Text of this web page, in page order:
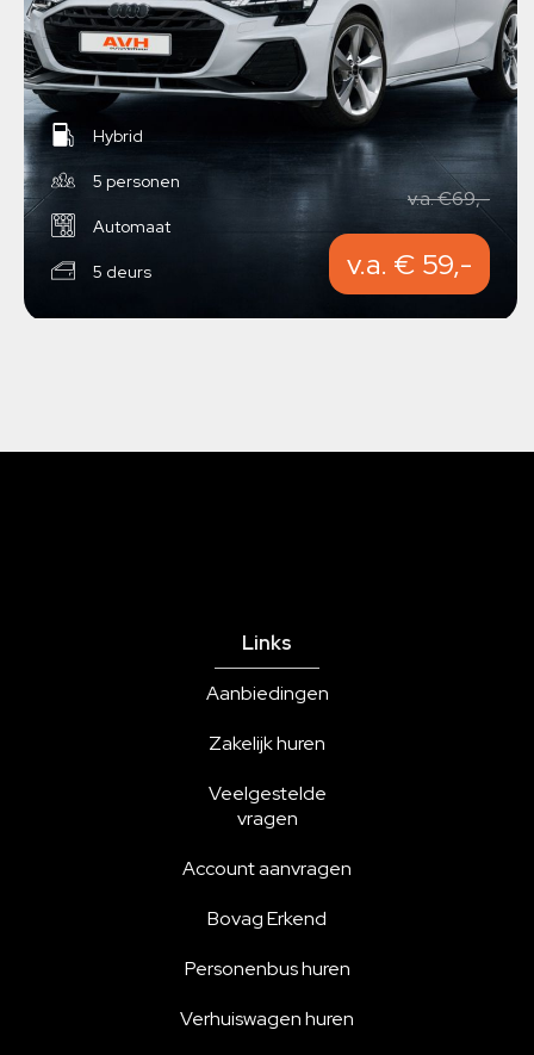
Hybrid
5 personen
Automaat
5 deurs
v.a. €69,-
v.a. € 59,-
Links
Aanbiedingen
Zakelijk huren
Veelgestelde
vragen
Account aanvragen
Bovag Erkend
Personenbus huren
Verhuiswagen huren